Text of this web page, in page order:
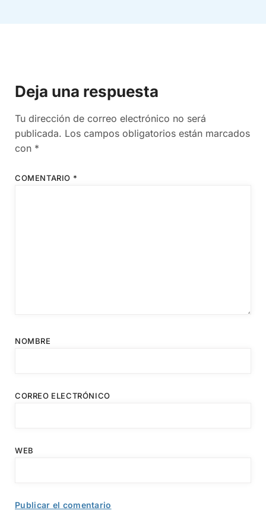
Deja una respuesta
Tu dirección de correo electrónico no será
publicada. Los campos obligatorios están marcados
con *
COMENTARIO *
NOMBRE
CORREO ELECTRÓNICO
WEB